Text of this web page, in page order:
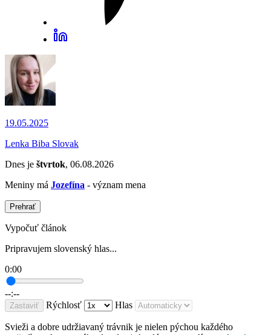
19.05.2025
Lenka Biba Slovak
Dnes je štvrtok, 06.08.2026
Meniny má Jozefína - význam mena
Prehrať
Vypočuť článok
Pripravujem slovenský hlas...
0:00
--:--
Zastaviť Rýchlosť Hlas
Svieži a dobre udržiavaný trávnik je nielen pýchou každého